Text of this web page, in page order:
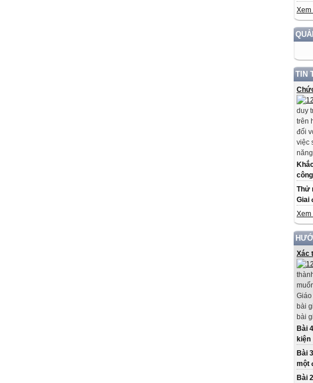
Xem
TIN
duy
trên
đối
việc
Thử
Giai
Xem
Xác
bài
bài
Bài
kiện
Bài
một
Bài